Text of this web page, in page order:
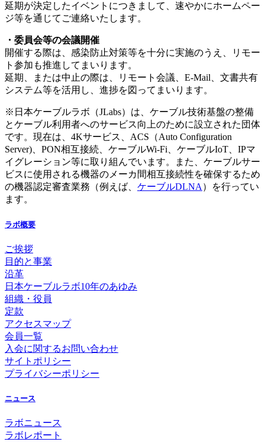
延期が決定したイベントにつきまして、速やかにホームペー
ジ等を通じてご連絡いたします。
・委員会等の会議開催
開催する際は、感染防止対策等を十分に実施のうえ、リモー
ト参加も推進してまいります。
延期、または中止の際は、リモート会議、E-Mail、文書共有
システム等を活用し、進捗を図ってまいります。
※日本ケーブルラボ（JLabs）は、ケーブル技術基盤の整備
とケーブル利用者へのサービス向上のために設立された団体
です。現在は、4Kサービス、ACS（Auto Configuration
Server)、PON相互接続、ケーブルWi-Fi、ケーブルIoT、IPマ
イグレーション等に取り組んでいます。また、ケーブルサー
ビスに使用される機器のメーカ間相互接続性を確保するため
の機器認定審査業務（例えば、 ケーブルDLNA）を行ってい
ます。
ラボ概要
ご挨拶
目的と事業
沿革
日本ケーブルラボ10年のあゆみ
組織・役員
定款
アクセスマップ
会員一覧
入会に関するお問い合わせ
サイトポリシー
プライバシーポリシー
ニュース
ラボニュース
ラボレポート